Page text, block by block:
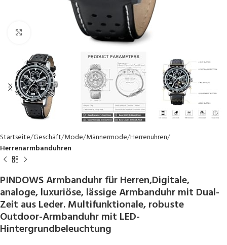
Startseite Geschäft Mode Männermode Herrenuhren
Herrenarmbanduhren
PINDOWS Armbanduhr für Herren,Digitale,
analoge, luxuriöse, lässige Armbanduhr mit Dual-
Zeit aus Leder. Multifunktionale, robuste
Outdoor-Armbanduhr mit LED-
Hintergrundbeleuchtung